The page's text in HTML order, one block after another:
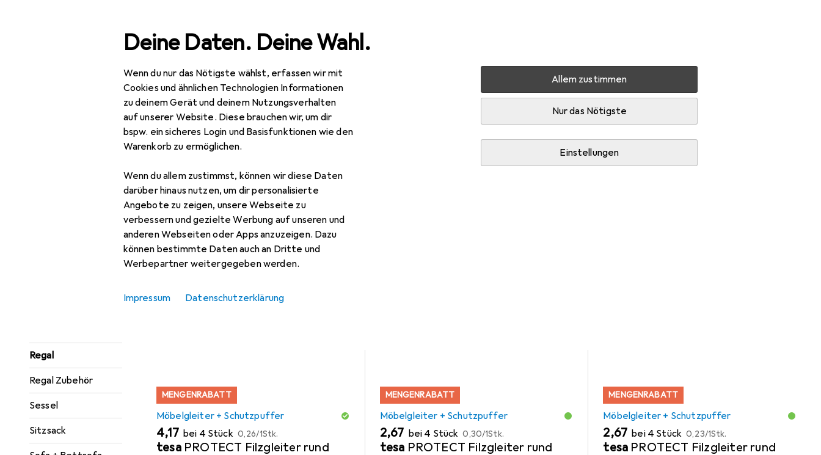
Deine Daten. Deine Wahl.
Wenn du nur das Nötigste wählst, erfassen wir mit
Cookies und ähnlichen Technologien Informationen
zu deinem Gerät und deinem Nutzungsverhalten
auf unserer Website. Diese brauchen wir, um dir
bspw. ein sicheres Login und Basisfunktionen wie den
Warenkorb zu ermöglichen.
Wenn du allem zustimmst, können wir diese Daten
darüber hinaus nutzen, um dir personalisierte
Angebote zu zeigen, unsere Webseite zu
verbessern und gezielte Werbung auf unseren und
anderen Webseiten oder Apps anzuzeigen. Dazu
können bestimmte Daten auch an Dritte und
Werbepartner weitergegeben werden.
Allem zustimmen
Nur das Nötigste
Einstellungen
Impressum Datenschutzerklärung
Navigation nach Kategorien
Regal
Regal Zubehör
Sessel
Sitzsack
Gesamtsortiment Wohnen Möbel Vicco Küchenunterschrank R-Line
Zubehör für Vicco Küchenunterschrank R-Line
MENGENRABATT
Möbelgleiter + Schutzpuffer
EUR
4,17 bei 4 Stück EUR
0,26/1Stk.
tesa PROTECT Filzgleiter rund
MENGENRABATT
Möbelgleiter + Schutzpuffer
EUR
2,67 bei 4 Stück EUR
0,30/1Stk.
tesa PROTECT Filzgleiter rund
MENGENRABATT
Möbelgleiter + Schutzpuffer
EUR
2,67 bei 4 Stück EUR
0,23/1Stk.
tesa PROTECT Filzgleiter rund